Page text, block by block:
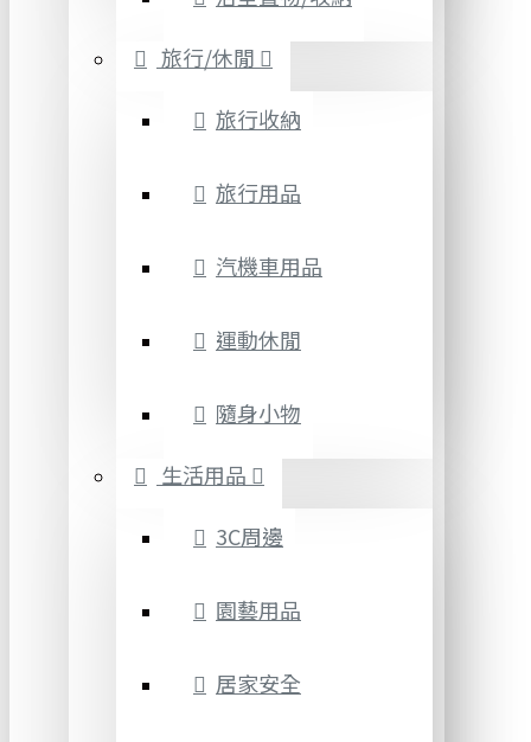
旅行/休閒
旅行收納
旅行用品
汽機車用品
運動休閒
隨身小物
生活用品
3C周邊
園藝用品
居家安全